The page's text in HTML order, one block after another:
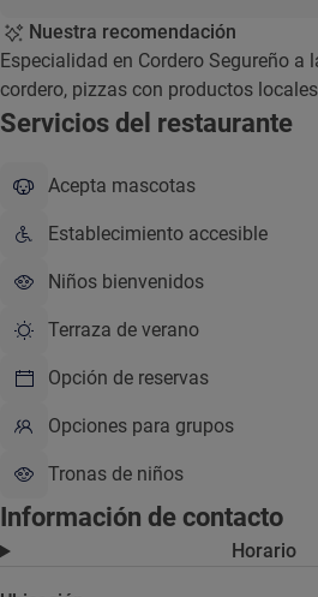
Nuestra recomendación
Especialidad en Cordero Segureño a
cordero, pizzas con productos locales
Servicios del restaurante
Acepta mascotas
Establecimiento accesible
Niños bienvenidos
Terraza de verano
Opción de reservas
Opciones para grupos
Tronas de niños
Información de contacto
Horario